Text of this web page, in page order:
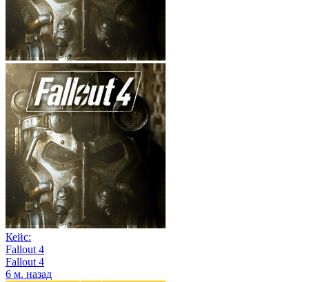
Кейс:
Fallout 4
Fallout 4
6 м. назад